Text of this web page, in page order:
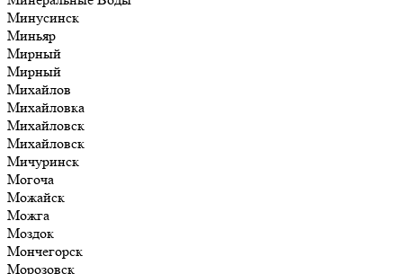
Минусинск
Миньяр
Мирный
Мирный
Михайлов
Михайловка
Михайловск
Михайловск
Мичуринск
Могоча
Можайск
Можга
Моздок
Мончегорск
Морозовск